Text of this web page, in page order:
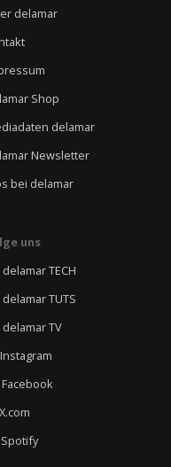
delamar
Shop
delamar
Newsletter
bei delamar
uns
TECH
TUTS
TV
Instagram
Facebook
X.com
Spotify